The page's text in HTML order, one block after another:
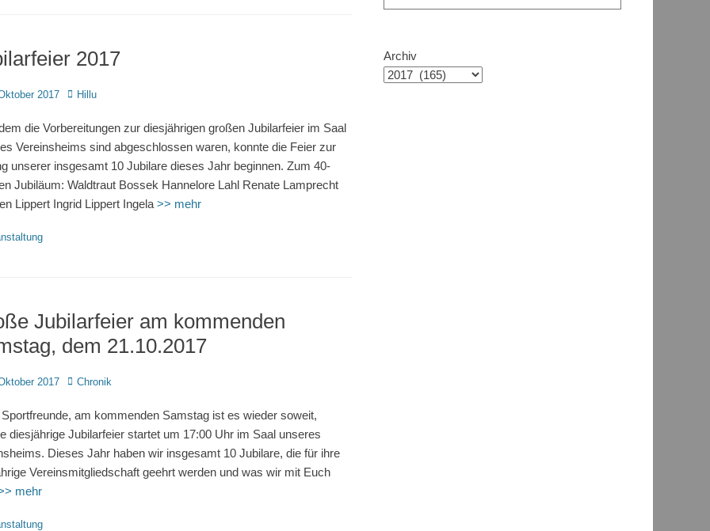
2017
2017 Autor
Hillu
die Vorbereitungen zur diesjährigen großen Jubilarfeier im Saal
Vereinsheims sind abgeschlossen waren, konnte die Feier zur
unserer insgesamt 10 Jubilare dieses Jahr beginnen. Zum 40-
Jubiläum: Waldtraut Bossek Hannelore Lahl Renate Lamprecht
Lippert Ingrid Lippert Ingela >> mehr
Jubilarfeier am kommenden
dem 21.10.2017
2017 Autor
Chronik
Sportfreunde, am kommenden Samstag ist es wieder soweit,
diesjährige Jubilarfeier startet um 17:00 Uhr im Saal unseres
Dieses Jahr haben wir insgesamt 10 Jubilare, die für ihre
Vereinsmitgliedschaft geehrt werden und was wir mit Euch
mehr
Archiv